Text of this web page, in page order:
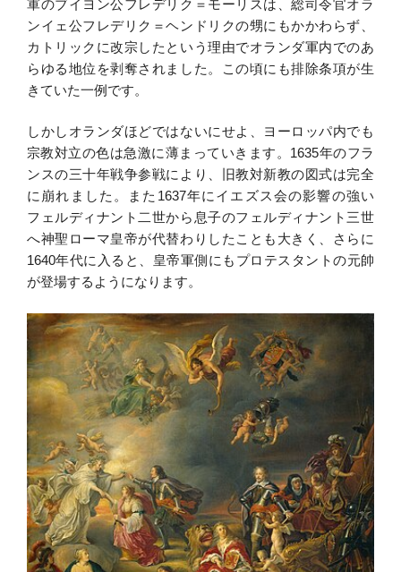
軍のブイヨン公フレデリク＝モーリスは、総司令官オラ
ンイェ公フレデリク＝ヘンドリクの甥にもかかわらず、
カトリックに改宗したという理由でオランダ軍内でのあ
らゆる地位を剥奪されました。この頃にも排除条項が生
きていた一例です。
しかしオランダほどではないにせよ、ヨーロッパ内でも
宗教対立の色は急激に薄まっていきます。1635年のフラ
ンスの三十年戦争参戦により、旧教対新教の図式は完全
に崩れました。また1637年にイエズス会の影響の強い
フェルディナント二世から息子のフェルディナント三世
へ神聖ローマ皇帝が代替わりしたことも大きく、さらに
1640年代に入ると、皇帝軍側にもプロテスタントの元帥
が登場するようになります。